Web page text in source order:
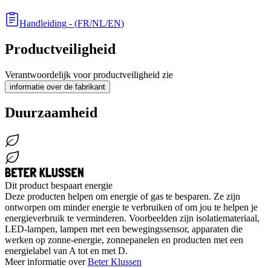
Handleiding - (FR/NL/EN)
Productveiligheid
Verantwoordelijk voor productveiligheid zie
informatie over de fabrikant
Duurzaamheid
Dit product bespaart energie
Deze producten helpen om energie of gas te besparen. Ze zijn
ontworpen om minder energie te verbruiken of om jou te helpen je
energieverbruik te verminderen. Voorbeelden zijn isolatiemateriaal,
LED-lampen, lampen met een bewegingssensor, apparaten die
werken op zonne-energie, zonnepanelen en producten met een
energielabel van A tot en met D.
Meer informatie overBeter Klussen